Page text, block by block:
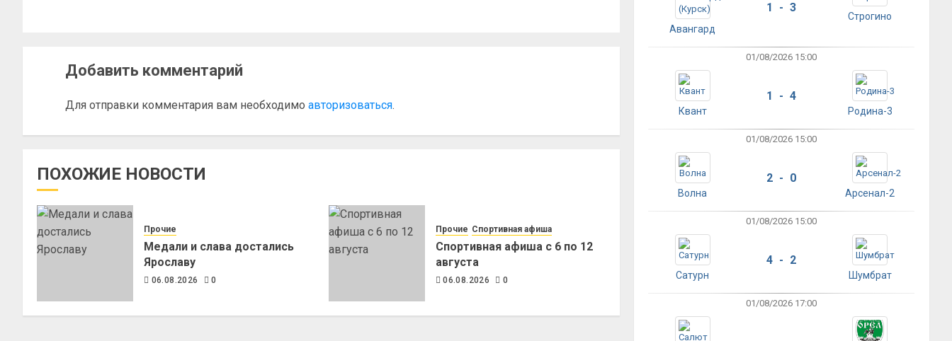
Добавить комментарий
Для отправки комментария вам необходимо авторизоваться.
ПОХОЖИЕ НОВОСТИ
Прочие
Медали и слава достались
Ярославу
06.08.2026 0
Прочие Спортивная афиша
Спортивная афиша с 6 по 12
августа
06.08.2026 0
Авангард
1 - 3
Строгино
01/08/2026 15:00
Квант
1 - 4
Родина-3
01/08/2026 15:00
Волна
2 - 0
Арсенал-2
01/08/2026 15:00
Сатурн
4 - 2
Шумбрат
01/08/2026 17:00